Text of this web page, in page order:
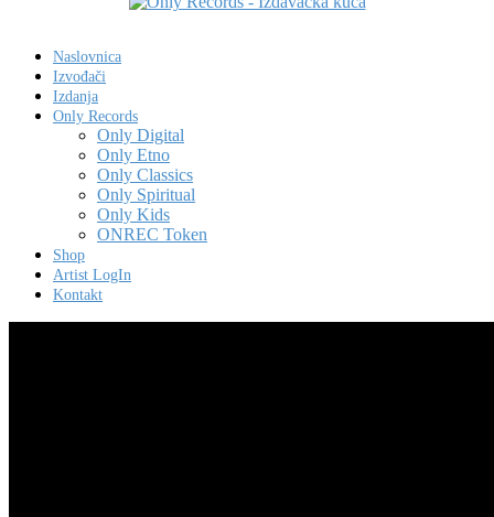
Naslovnica
Izvođači
Izdanja
Only Records
Only Digital
Only Etno
Only Classics
Only Spiritual
Only Kids
ONREC Token
Shop
Artist LogIn
Kontakt